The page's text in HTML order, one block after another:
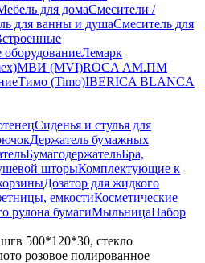
для домаСмесители /
для ванны и душаСмеситель для
оборудованиеЛемарк
МВИ (MVI)ROCA АМ.ПМ
Тимо (Timo)IBERICA BLANCA
Сиденья и стулья для
Держатель бумажных
БумагодержательБра,
шторыКомплектующие к
Дозатор для жидкого
емкостиКосметические
рулона бумагиМыльницаНабор
500*120*30, стекло
розовое полированное